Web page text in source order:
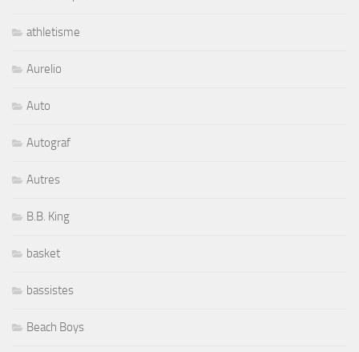
athletisme
Aurelio
Auto
Autograf
Autres
B.B. King
basket
bassistes
Beach Boys